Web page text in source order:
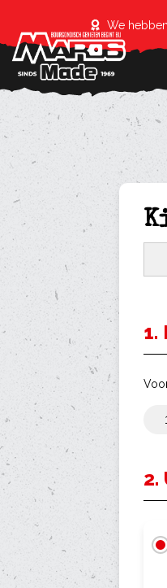
We
1.
2.